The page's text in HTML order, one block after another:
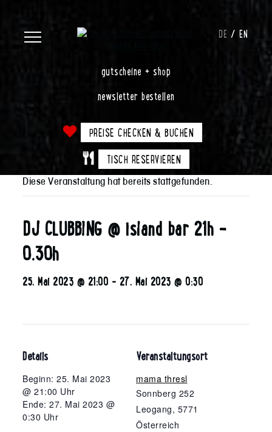
DE EN
gutscheine + shop
newsletter bestellen
PREISE CHECKEN & BUCHEN
TISCH RESERVIEREN
Diese Veranstaltung hat bereits stattgefunden.
DJ CLUBBING @ island bar 21h –
0.30h
25. Mai 2023 @ 21:00 - 27. Mai 2023 @ 0:30
Details
Beginn: 25. Mai 2023
@ 21:00 Uhr
Ende: 27. Mai 2023 @
0:30 Uhr
Veranstaltungsort
mama thresl
Sonnberg 252
Leogang, 5771
Österreich